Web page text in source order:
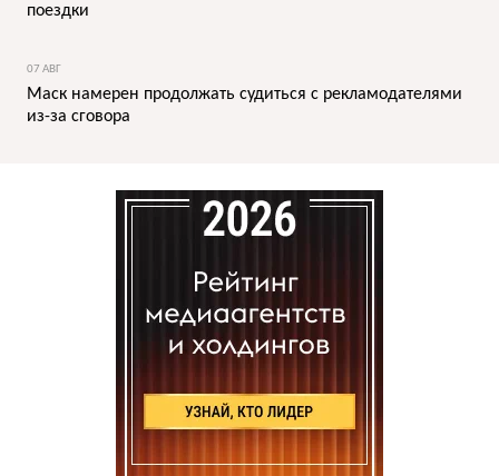
поездки
07 АВГ
Маск намерен продолжать судиться с рекламодателями
из-за сговора